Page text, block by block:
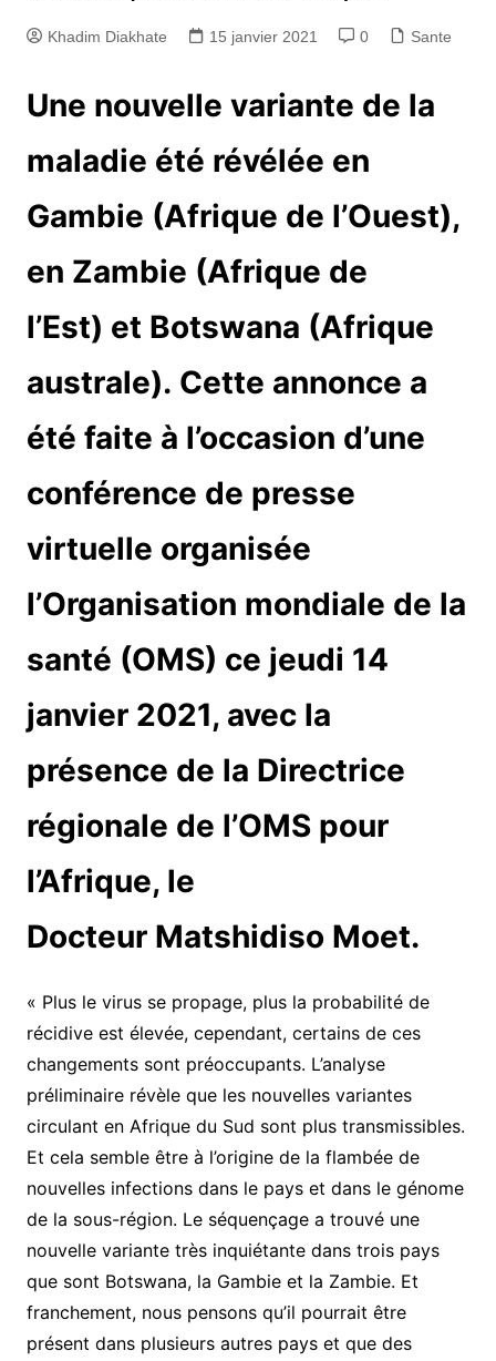
Khadim Diakhate 15 janvier 2021 0 Sante
Une nouvelle variante de la
maladie été révélée en
Gambie (Afrique de l’Ouest),
en Zambie (Afrique de
l’Est) et Botswana (Afrique
australe). Cette annonce a
été faite à l’occasion d’une
conférence de presse
virtuelle organisée
l’Organisation mondiale de la
santé (OMS) ce jeudi 14
janvier 2021, avec la
présence de la Directrice
régionale de l’OMS pour
l’Afrique, le
Docteur Matshidiso Moet.
« Plus le virus se propage, plus la probabilité de
récidive est élevée, cependant, certains de ces
changements sont préoccupants. L’analyse
préliminaire révèle que les nouvelles variantes
circulant en Afrique du Sud sont plus transmissibles.
Et cela semble être à l’origine de la flambée de
nouvelles infections dans le pays et dans le génome
de la sous-région. Le séquençage a trouvé une
nouvelle variante très inquiétante dans trois pays
que sont Botswana, la Gambie et la Zambie. Et
franchement, nous pensons qu’il pourrait être
présent dans plusieurs autres pays et que des